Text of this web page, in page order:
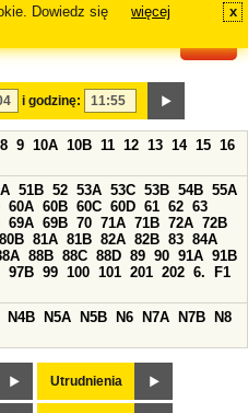
Dowiedz się
więcej x
i godzinę:
8 9 10A 10B 11 12 13 14 15 16
51B 52 53A 53C 53B 54B 55A
60A 60B 60C 60D 61 62 63
69A 69B 70 71A 71B 72A 72B
80B 81A 81B 82A 82B 83 84A
88B 88C 88D 89 90 91A 91B
97B 99 100 101 201 202 6.
F1
N4B N5A N5B N6 N7A N7B
N8
Utrudnienia